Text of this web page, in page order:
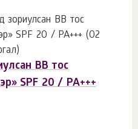
BB тос
SPF 20 / PA+++